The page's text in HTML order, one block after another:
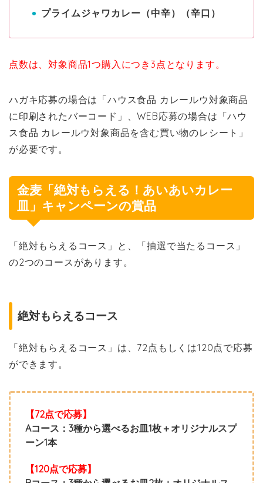
プライムジャワカレー（中辛）（辛口）
点数は、対象商品1つ購入につき3点となります。
ハガキ応募の場合は「ハウス食品 カレールウ対象商品
に印刷されたバーコード」、WEB応募の場合は「ハウ
ス食品 カレールウ対象商品を含む買い物のレシート」
が必要です。
金麦「絶対もらえる！あいあいカレー
皿」キャンペーンの賞品
「絶対もらえるコース」と、「抽選で当たるコース」
の2つのコースがあります。
絶対もらえるコース
「絶対もらえるコース」は、72点もしくは120点で応募
ができます。
【72点で応募】
Aコース：3種から選べるお皿1枚＋オリジナルスプ
ーン1本
【120点で応募】